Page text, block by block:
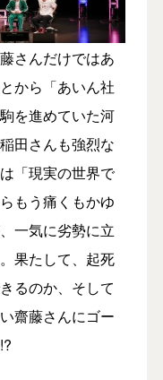
さんだけではあ
から「あいん社
を進めていた河
田さんも強烈な
「現実の世界で
もう痛くもかゆ
一気に劣勢に立
果たして、起死
るのか、そして
齋藤さんにゴー